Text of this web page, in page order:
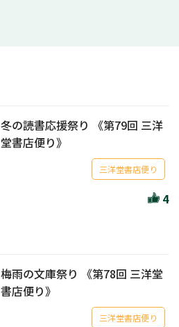
冬の読書応援祭り 《第79回 三洋
堂書店便り》
三洋堂書店便り
4
梅雨の文庫祭り 《第78回 三洋堂
書店便り》
三洋堂書店便り